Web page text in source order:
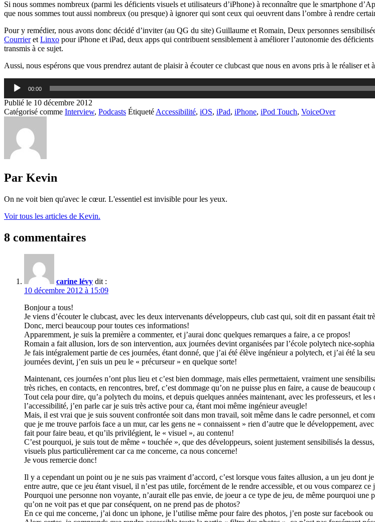
Si nous sommes nombreux (parmi les déficients visuels et utilisateurs d’iPhone) à reconnaître que le smartphone
que nous sommes tout aussi nombreux (ou presque) à ignorer qui sont ceux qui oeuvrent dans l’ombre à rendre
Pour y remédier, nous avons donc décidé d’inviter (au QG du site) Guillaume et Romain, Deux personnes
Courrieret Linxo pour iPhone et iPad, deux apps qui contribuent sensiblement à améliorer l’autonomie des
transmis à ce sujet.
Aussi, nous espérons que vous prendrez autant de plaisir à écouter ce clubcast que nous en avons pris à le réaliser et
Lecteur
audio
00:00
Publié le 10 décembre 2012
Catégorisé comme Interview, Podcasts Étiqueté Accessibilité, iOS, iPad, iPhone, iPod Touch, VoiceOver
Par Kevin
On ne voit bien qu'avec le cœur. L'essentiel est invisible pour les yeux.
Voir tous les articles de Kevin.
8 commentaires
carine lévy dit :
10 décembre 2012 à 15:09
Bonjour a tous!
Je viens d’écouter le clubcast, avec les deux intervenants développeurs, club cast qui, soit dit en passant était
Donc, merci beaucoup pour toutes ces informations!
Apparemment, je suis la première a commenter, et j’aurai donc quelques remarques a faire, a ce propos!
Romain a fait allusion, lors de son intervention, aux journées devint organisées par l’école polytech nice-
Je fais intégralement partie de ces journées, étant donné, que j’ai été élève ingénieur a polytech, et j’ai été la
journées devint, j’en suis un peu le « précurseur » en quelque sorte!
Maintenant, ces journées n’ont plus lieu et c’est bien dommage, mais elles permettaient, vraiment une
très riches, en contacts, en rencontres, bref, c’est dommage qu’on ne puisse plus en faire, a cause de
Tout cela pour dire, qu’a polytech du moins, et depuis quelques années maintenant, avec les professeurs, et
l’accessibilité, j’en parle car je suis très active pour ca, étant moi même ingénieur aveugle!
Mais, il est vrai que je suis souvent confrontée soit dans mon travail, soit même dans le cadre personnel, et
que je me trouve parfois face a un mur, car les gens ne « connaissent » rien d’autre que le développement,
fait pour faire beau, et qu’ils privilégient, le « visuel », au contenu!
C’est pourquoi, je suis tout de même « touchée », que des développeurs, soient justement sensibilisés la
visuels plus particulièrement car ca me concerne, ca nous concerne!
Je vous remercie donc!
Il y a cependant un point ou je ne suis pas vraiment d’accord, c’est lorsque vous faites allusion, a un jeu dont
entre autre, que ce jeu étant visuel, il n’est pas utile, forcément de le rendre accessible, et ou vous comparez
Pourquoi une personne non voyante, n’aurait elle pas envie, de joeur a ce type de jeu, de même pourquoi
qu’on ne voit pas et que par conséquent, on ne prend pas de photos?
En ce qui me concerne, j’ai donc un iphone, je l’utilise même pour faire des photos, j’en poste sur facebook